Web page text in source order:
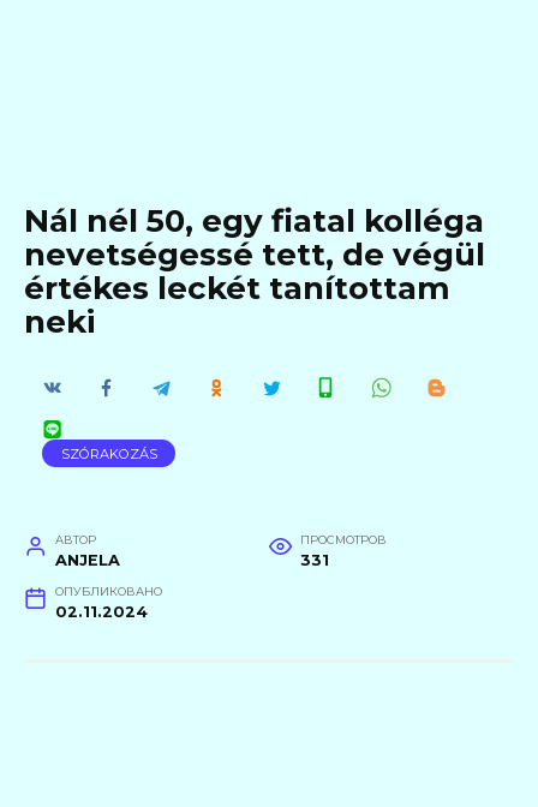
Nál nél 50, egy fiatal kolléga
nevetségessé tett, de végül
értékes leckét tanítottam
neki
SZÓRAKOZÁS
АВТОР
ANJELA
ПРОСМОТРОВ
331
ОПУБЛИКОВАНО
02.11.2024